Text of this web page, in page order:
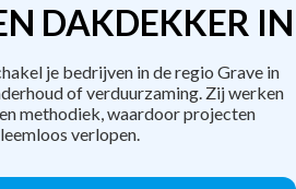
DAKDEKKER IN
je bedrijven in de regio Grave in
of verduurzaming. Zij werken
methodiek, waardoor projecten
verlopen.